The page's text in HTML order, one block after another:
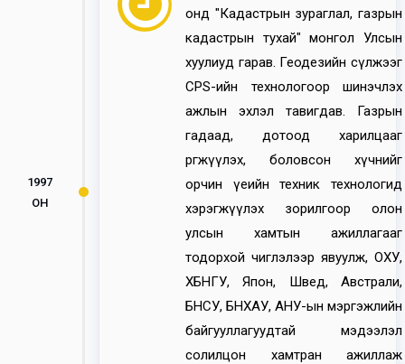
1997
ОН
онд "Кадастрын зураглал, газрын
кадастрын тухай" монгол Улсын
хуулиуд гарав. Геодезийн сүлжээг
CPS-ийн технологоор шинэчлэх
ажлын эхлэл тавигдав. Газрын
гадаад, дотоод харилцааг
өргөжүүлэх, боловсон хүчнийг
орчин үеийн техник технологид
хэрэгжүүлэх зорилгоор олон
улсын хамтын ажиллагааг
тодорхой чиглэлээр явуулж, ОХУ,
ХБНГУ, Япон, Швед, Австрали,
БНСУ, БНХАУ, АНУ-ын мэргэжлийн
байгууллагуудтай мэдээлэл
солилцон хамтран ажиллаж